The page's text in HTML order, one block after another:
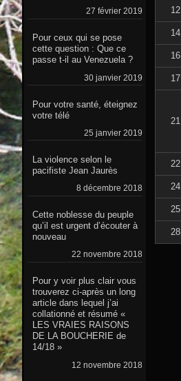
12
14
16
17
21
22
24
25
28
27 février 2019
Pour ceux qui se pose
cette question : Que ce
passe t-il au Venezuela ?
30 janvier 2019
Pour votre santé, éteignez
votre télé
25 janvier 2019
La violence selon le
pacifiste Jean Jaurès
8 décembre 2018
Cette noblesse du peuple
qu’il est urgent d’écouter à
nouveau
22 novembre 2018
Pour y voir plus clair vous
trouverez ci-après un long
article dans lequel j’ai
collationné et résumé «
LES VRAIES RAISONS
DE LA BOUCHERIE de
14/18 »
12 novembre 2018